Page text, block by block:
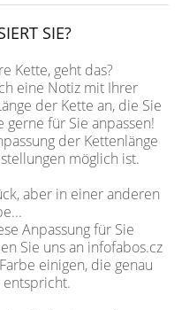
SIE?
Kette, geht das?
eine Notiz mit Ihrer
der Kette an, die Sie
für Sie anpassen!
der Kettenlänge
möglich ist.
aber in einer anderen
Anpassung für Sie
Sie uns an infofabos.cz
einigen, die genau
entspricht.